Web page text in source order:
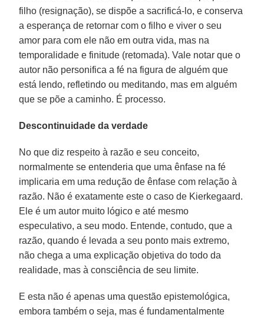
filho (resignação), se dispõe a sacrificá-lo, e conserva
a esperança de retornar com o filho e viver o seu
amor para com ele não em outra vida, mas na
temporalidade e finitude (retomada). Vale notar que o
autor não personifica a fé na figura de alguém que
está lendo, refletindo ou meditando, mas em alguém
que se põe a caminho. É processo.
Descontinuidade da verdade
No que diz respeito à razão e seu conceito,
normalmente se entenderia que uma ênfase na fé
implicaria em uma redução de ênfase com relação à
razão. Não é exatamente este o caso de Kierkegaard.
Ele é um autor muito lógico e até mesmo
especulativo, a seu modo. Entende, contudo, que a
razão, quando é levada a seu ponto mais extremo,
não chega a uma explicação objetiva do todo da
realidade, mas à consciência de seu limite.
E esta não é apenas uma questão epistemológica,
embora também o seja, mas é fundamentalmente